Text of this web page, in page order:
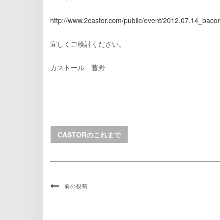
http://www.2castor.com/public/event/
宜しくご検討ください。
カストール 藤野
CASTORのこれまで
前の投稿